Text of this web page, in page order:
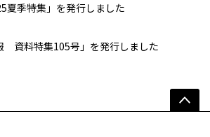
季特集」を発行しました
資料特集105号」を発行しました